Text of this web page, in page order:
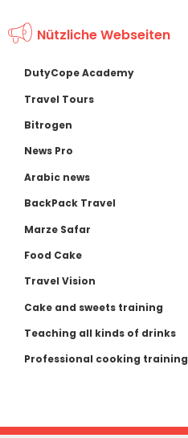
Nützliche Webseiten
DutyCope Academy
Travel Tours
Bitrogen
News Pro
Arabic news
BackPack Travel
Marze Safar
Food Cake
Travel Vision
Cake and sweets training
Teaching all kinds of drinks
Professional cooking training